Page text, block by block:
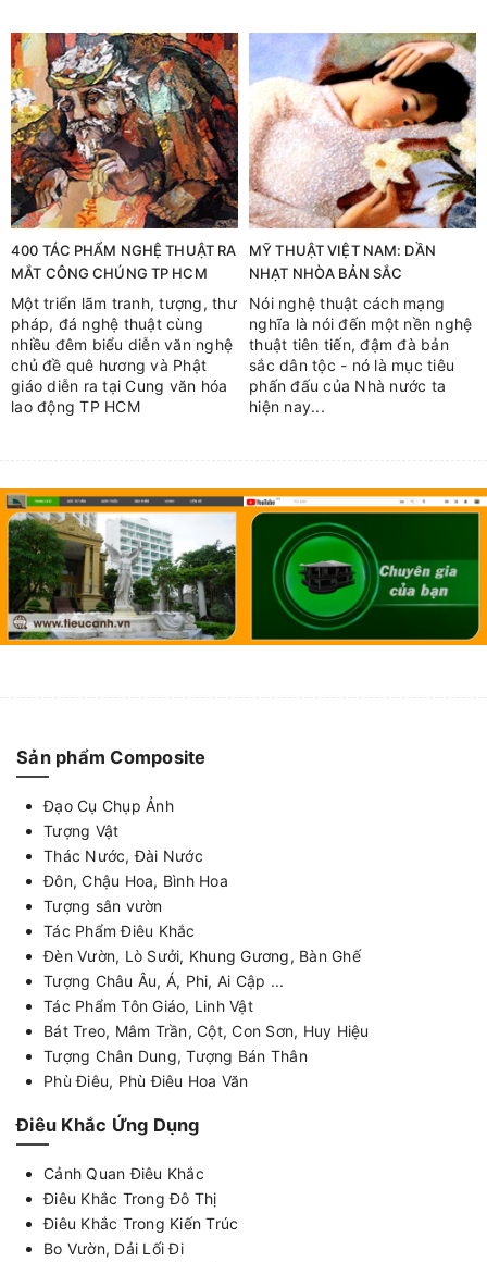
400 TÁC PHẨM NGHỆ THUẬT RA
MẮT CÔNG CHÚNG TP HCM
Một triển lãm tranh, tượng, thư
pháp, đá nghệ thuật cùng
nhiều đêm biểu diễn văn nghệ
chủ đề quê hương và Phật
giáo diễn ra tại Cung văn hóa
lao động TP HCM
MỸ THUẬT VIỆT NAM: DẦN
NHẠT NHÒA BẢN SẮC
Nói nghệ thuật cách mạng
nghĩa là nói đến một nền nghệ
thuật tiên tiến, đậm đà bản
sắc dân tộc - nó là mục tiêu
phấn đấu của Nhà nước ta
hiện nay...
Sản phẩm Composite
Đạo Cụ Chụp Ảnh
Tượng Vật
Thác Nước, Đài Nước
Đôn, Chậu Hoa, Bình Hoa
Tượng sân vườn
Tác Phẩm Điêu Khắc
Đèn Vườn, Lò Sưởi, Khung Gương, Bàn Ghế
Tượng Châu Âu, Á, Phi, Ai Cập ...
Tác Phẩm Tôn Giáo, Linh Vật
Bát Treo, Mâm Trần, Cột, Con Sơn, Huy Hiệu
Tượng Chân Dung, Tượng Bán Thân
Phù Điêu, Phù Điêu Hoa Văn
Điêu Khắc Ứng Dụng
Cảnh Quan Điêu Khắc
Điêu Khắc Trong Đô Thị
Điêu Khắc Trong Kiến Trúc
Bo Vườn, Dải Lối Đi